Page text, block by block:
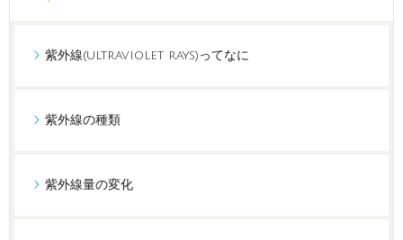
紫外線(ultraviolet rays)ってなに
紫外線の種類
紫外線量の変化